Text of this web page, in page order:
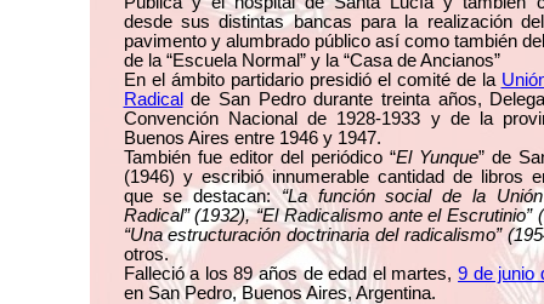
desde sus distintas bancas para la realización
pavimento y alumbrado público así como también
de la “Escuela Normal” y la “Casa de Ancianos”
En el ámbito partidario presidió el comité de la
Radical de San Pedro durante treinta años,
Convención Nacional de 1928-1933 y de la
Buenos Aires entre 1946 y 1947.
También fue editor del periódico “El Yunque” de
(1946) y escribió innumerable cantidad de libros
que se destacan:“La función social de la
Radical” (1932), “El Radicalismo ante el Escrutinio”
“Una estructuración doctrinaria del radicalismo”
otros.
Falleció a los 89 años de edad el martes,9 de junio
en San Pedro, Buenos Aires, Argentina.